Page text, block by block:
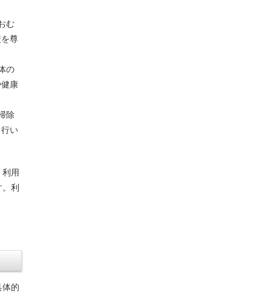
む
尊
の
康
除
い
用
利
体的